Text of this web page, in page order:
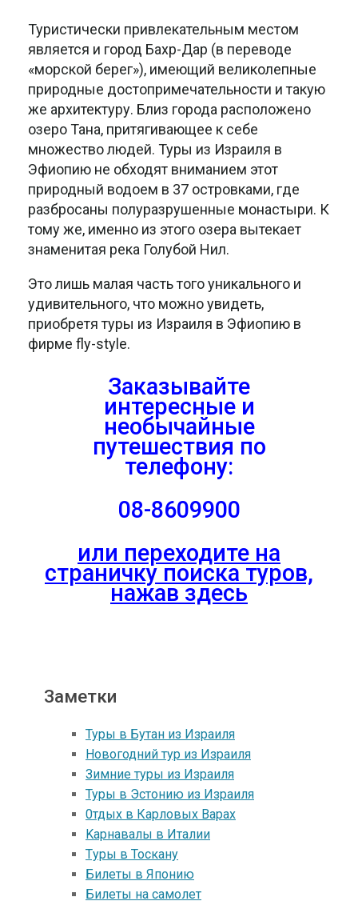
Туристически привлекательным местом
является и город Бахр-Дар (в переводе
«морской берег»), имеющий великолепные
природные достопримечательности и такую
же архитектуру. Близ города расположено
озеро Тана, притягивающее к себе
множество людей. Туры из Израиля в
Эфиопию не обходят вниманием этот
природный водоем в 37 островками, где
разбросаны полуразрушенные монастыри. К
тому же, именно из этого озера вытекает
знаменитая река Голубой Нил.
Это лишь малая часть того уникального и
удивительного, что можно увидеть,
приобретя туры из Израиля в Эфиопию в
фирме fly-style.
Заказывайте
интересные и
необычайные
путешествия по
телефону:
08-8609900
или переходите на
страничку поиска туров,
нажав здесь
Заметки
Туры в Бутан из Израиля
Новогодний тур из Израиля
Зимние туры из Израиля
Туры в Эстонию из Израиля
0тдых в Карловых Варах
Kарнавалы в Италии
Tуры в Тоскану
Билеты в Японию
Билеты на самолет